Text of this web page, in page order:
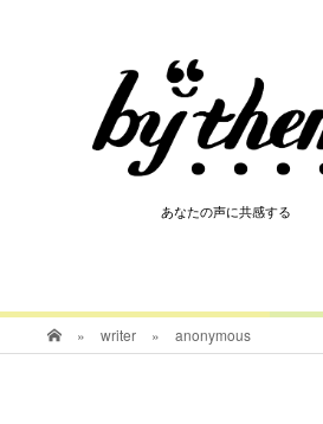
あなたの声に共感する
あなたの声に共感する
» writer » anonymous